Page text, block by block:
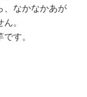
、なかなかあが
。
す。